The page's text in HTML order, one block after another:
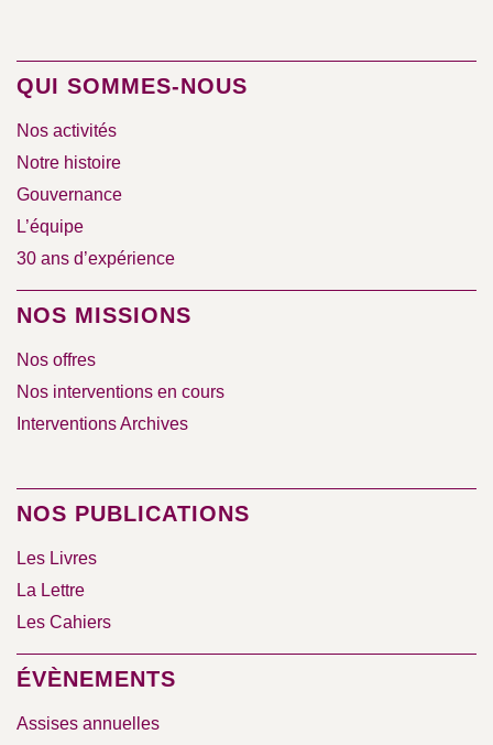
QUI SOMMES-NOUS
Nos activités
Notre histoire
Gouvernance
L’équipe
30 ans d’expérience
NOS MISSIONS
Nos offres
Nos interventions en cours
Interventions Archives
NOS PUBLICATIONS
Les Livres
La Lettre
Les Cahiers
ÉVÈNEMENTS
Assises annuelles